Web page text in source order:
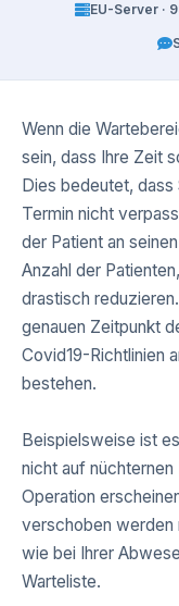
EU-Server ·
Wenn die
sein, dass Ihre Zeit
Dies bedeutet, dass
Termin nicht
der Patient an
Anzahl der
drastisch
genauen Zeitpunkt
Covid19-Richtlinien
bestehen.
Beispielsweise ist
nicht auf
Operation
verschoben werden
wie bei Ihrer
Warteliste.